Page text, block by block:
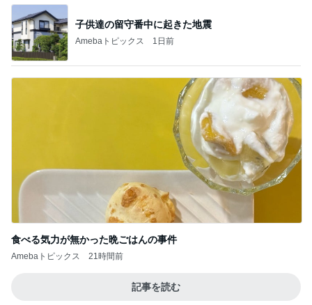
子供達の留守番中に起きた地震
Amebaトピックス 1日前
食べる気力が無かった晩ごはんの事件
Amebaトピックス 21時間前
記事を読む